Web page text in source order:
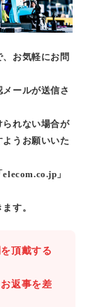
お気軽にお問
ールが送信さ
られない場合が
うお願いいた
」
す。
頂戴する
返事を差